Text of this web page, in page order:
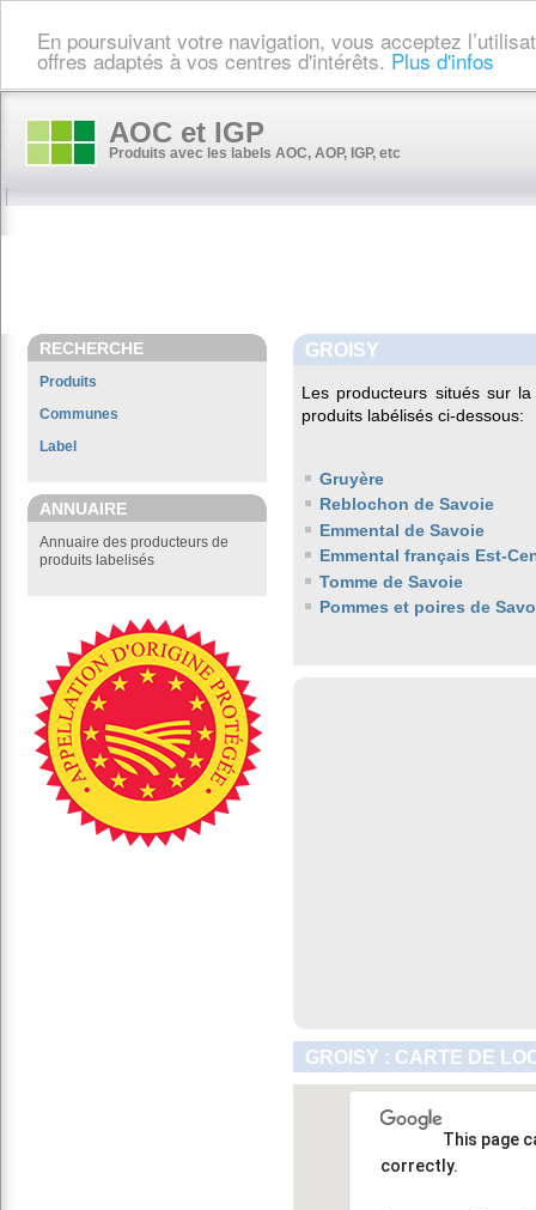
En poursuivant votre navigation, vous acceptez
offres adaptés à vos centres d'intérêts. Plus d'infos
AOC et IGP
Produits avec les labels AOC, AOP, IGP, etc
RECHERCHE
Produits
Communes
Label
ANNUAIRE
Annuaire des producteurs de
produits labelisés
GROISY
Les producteurs situés sur
produits labélisés ci-dessous:
Gruyère
Reblochon de Savoie
Emmental de Savoie
Emmental français Est-
Tomme de Savoie
Pommes et poires de
GROISY : CARTE DE
This page
correctly.